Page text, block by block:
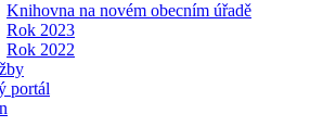
Knihovna na novém obecním úřadě
Rok 2023
Rok 2022
portál